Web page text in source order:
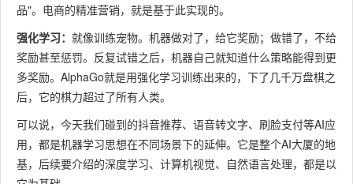
品"。电商的精准营销，就是基于此实现的。
强化学习： 就像训练宠物。机器做对了，给它奖励；做错了，不给
奖励甚至惩罚。反复试错之后，机器自己就知道什么策略能得到更
多奖励。AlphaGo就是用强化学习训练出来的，下了几千万盘棋之
后，它的棋力超过了所有人类。
可以说，今天我们碰到的抖音推荐、语音转文字、刷脸支付等AI应
用，都是机器学习思想在不同场景下的延伸。它是整个AI大厦的地
基，后续要介绍的深度学习、计算机视觉、自然语言处理，都是以